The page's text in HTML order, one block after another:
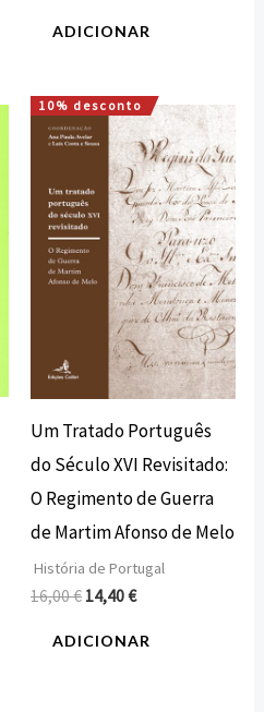
ADICIONAR
10% desconto
Um Tratado Português
do Século XVI Revisitado:
O Regimento de Guerra
de Martim Afonso de Melo
História de Portugal
16,00€
O
preço
original
era:
16,00 €.
14,40€
O
preço
atual
é:
14,40 €.
ADICIONAR